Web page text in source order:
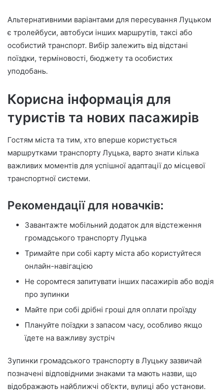
Альтернативними варіантами для пересування Луцьком
є тролейбуси, автобуси інших маршрутів, таксі або
особистий транспорт. Вибір залежить від відстані
поїздки, терміновості, бюджету та особистих
уподобань.
Корисна інформація для
туристів та нових пасажирів
Гостям міста та тим, хто вперше користується
маршрутками транспорту Луцька, варто знати кілька
важливих моментів для успішної адаптації до місцевої
транспортної системи.
Рекомендації для новачків:
Завантажте мобільний додаток для відстеження
громадського транспорту Луцька
Тримайте при собі карту міста або користуйтеся
онлайн-навігацією
Не соромтеся запитувати інших пасажирів або водія
про зупинки
Майте при собі дрібні гроші для оплати проїзду
Плануйте поїздки з запасом часу, особливо якщо
їдете на важливу зустріч
Зупинки громадського транспорту в Луцьку зазвичай
позначені відповідними знаками та мають назви, що
відображають найближчі об’єкти, вулиці або установи.